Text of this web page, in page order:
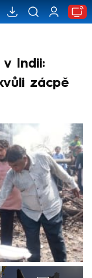
v Indii:
zácpě